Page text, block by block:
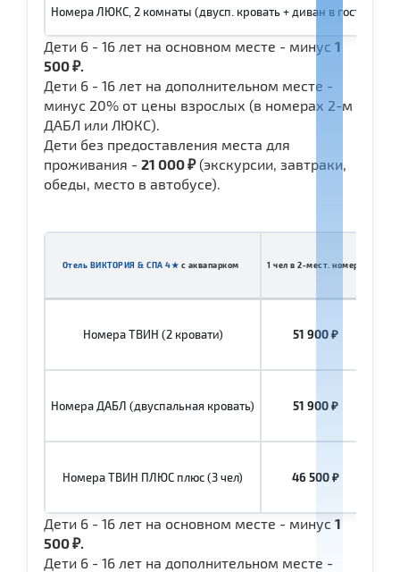
Номера ЛЮКС, 2 комнаты (двусп. кровать + диван в гостиной)
Дети 6 - 16 лет на основном месте - минус 1
500 ₽.
Дети 6 - 16 лет на дополнительном месте -
минус 20% от цены взрослых (в номерах 2-м
ДАБЛ или ЛЮКС).
Дети без предоставления места для
проживания - 21 000 ₽(экскурсии, завтраки,
обеды, место в автобусе).
Отель ВИКТОРИЯ & СПА 4★ с аквапарком 1 чел в 2-мест. номере
Номера ТВИН (2 кровати) 51 900 ₽
Номера ДАБЛ (двуспальная кровать) 51 900 ₽
Номера ТВИН ПЛЮС плюс (3 чел) 46 500 ₽
Дети 6 - 16 лет на основном месте - минус 1
500 ₽.
Дети 6 - 16 лет на дополнительном месте -